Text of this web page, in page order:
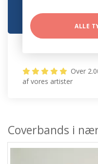
ALLE
Over
af vores artister
Coverbands i